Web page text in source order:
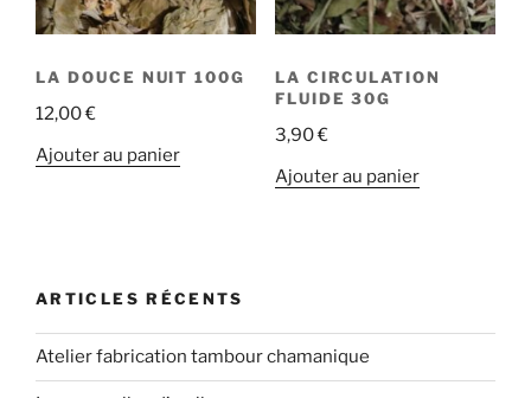
LA DOUCE NUIT 100G
12,00€
Ajouter au panier
LA CIRCULATION
FLUIDE 30G
3,90€
Ajouter au panier
ARTICLES RÉCENTS
Atelier fabrication tambour chamanique